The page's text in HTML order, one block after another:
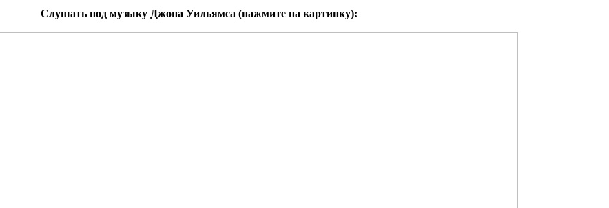
Слушать под музыку Джона Уильямса (нажмите на картинку):